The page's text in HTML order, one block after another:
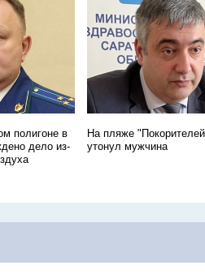
полигоне в
дело из-
На пляже
утонул мужчина